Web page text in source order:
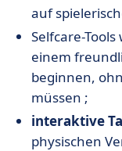
auf
Selfcare-Tools
einem
beginnen,
müssen ;
interaktive
physischen